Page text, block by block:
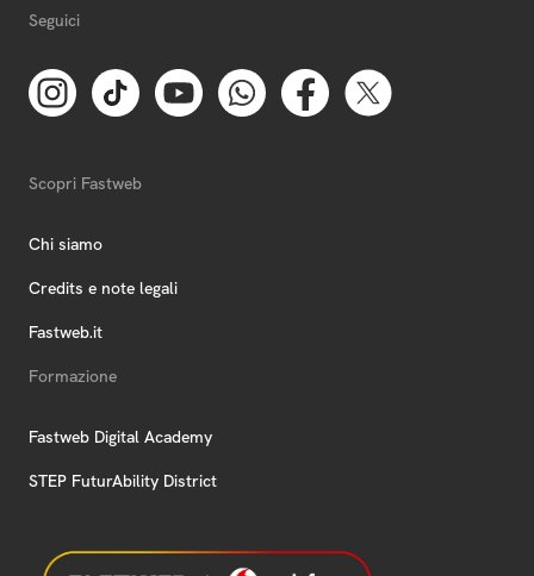
Seguici
Scopri Fastweb
Chi siamo
Credits e note legali
Fastweb.it
Formazione
Fastweb Digital Academy
STEP FuturAbility District